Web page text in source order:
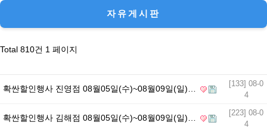
자유게시판
Total 810건 1 페이지
확싼할인행사 진영점 08월05일(수)~08월09일(일)…
[133] 08-0
4
확싼할인행사 김해점 08월05일(수)~08월09일(일)…
[223] 08-0
4